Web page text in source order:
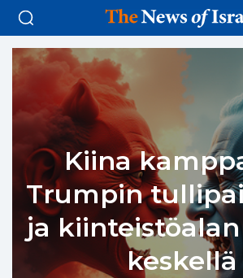
Kiina
Trumpin
ja
keskellä